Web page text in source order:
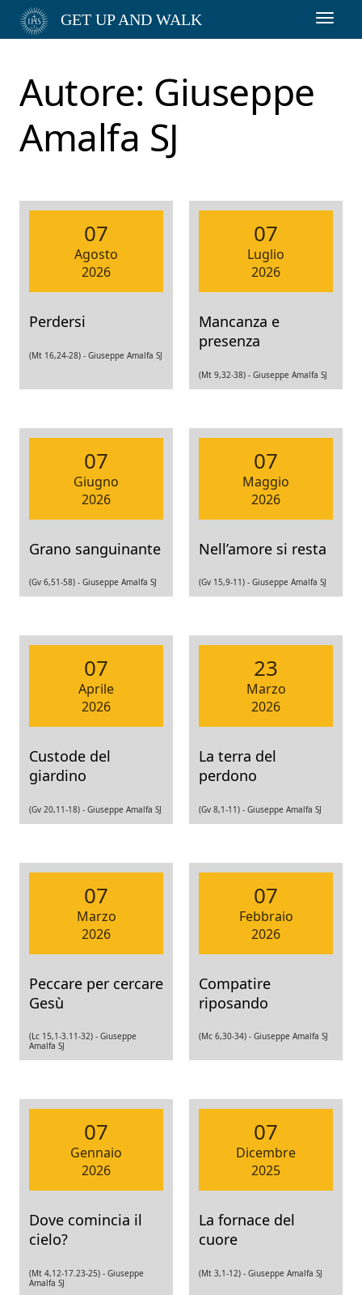
Passa
GET UP AND WALK
Autore: Giuseppe
Amalfa SJ
07
Agosto
2026
Perdersi
(Mt 16,24-28) - Giuseppe Amalfa SJ
07
Luglio
2026
Mancanza e
presenza
(Mt 9,32-38) - Giuseppe Amalfa SJ
07
Giugno
2026
Grano sanguinante
(Gv 6,51-58) - Giuseppe Amalfa SJ
07
Maggio
2026
Nell’amore si resta
(Gv 15,9-11) - Giuseppe Amalfa SJ
07
Aprile
2026
Custode del
giardino
(Gv 20,11-18) - Giuseppe Amalfa SJ
23
Marzo
2026
La terra del
perdono
(Gv 8,1-11) - Giuseppe Amalfa SJ
07
Marzo
2026
Peccare per cercare
Gesù
(Lc 15,1-3.11-32) - Giuseppe
Amalfa SJ
07
Febbraio
2026
Compatire
riposando
(Mc 6,30-34) - Giuseppe Amalfa SJ
07
Gennaio
2026
Dove comincia il
cielo?
(Mt 4,12-17.23-25) - Giuseppe
Amalfa SJ
07
Dicembre
2025
La fornace del
cuore
(Mt 3,1-12) - Giuseppe Amalfa SJ